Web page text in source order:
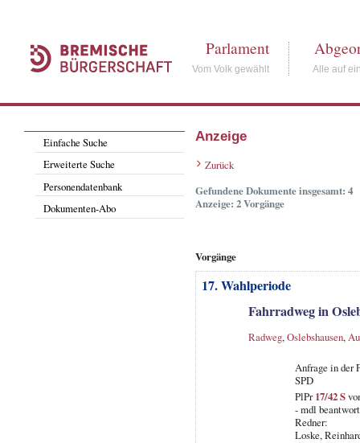
Parlament
Vom Volk gewählt Alle auf
Einfache Suche
Erweiterte Suche
Personendatenbank
Dokumenten-Abo
Anzeige
Zurück
Gefundene Dokumente insgesamt: 4
Anzeige: 2 Vorgänge
Vorgänge
17. Wahlperiode
Fahrradweg in
Radweg,Oslebshausen,
Anfrage in der
SPD
PlPr17/42 S
- mdl
Redner:
Loske,